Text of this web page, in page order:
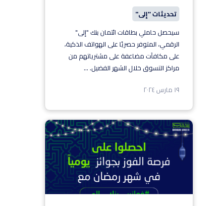
تحديثات "إلى"
سيحصل حاملي بطاقات ائتمان بنك "إلى"
الرقمي، المتوفر حصريًا على الهواتف الذكية،
على مكافآت مضاعفة على مشترياتهم من
مراكز التسوق خلال الشهر الفضيل....
١٩ مارس ٢٠٢٤